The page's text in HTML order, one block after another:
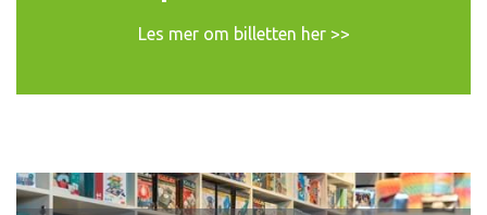
Les mer om billetten her >>